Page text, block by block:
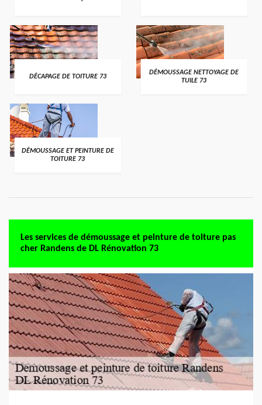
DÉCAPAGE DE TOITURE 73
DÉMOUSSAGE NETTOYAGE DE
TUILE 73
DÉMOUSSAGE ET PEINTURE DE
TOITURE 73
Les services de démoussage et peinture de toiture pas
cher Randens de DL Rénovation 73